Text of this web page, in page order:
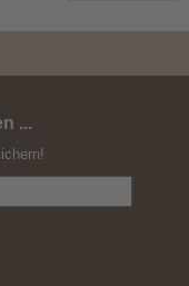
Bergen
...